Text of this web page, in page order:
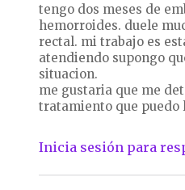
tengo dos meses de
hemorroides. duele
rectal. mi trabajo es
atendiendo supongo
situacion.
me gustaria que me
tratamiento que puedo
Inicia sesión para